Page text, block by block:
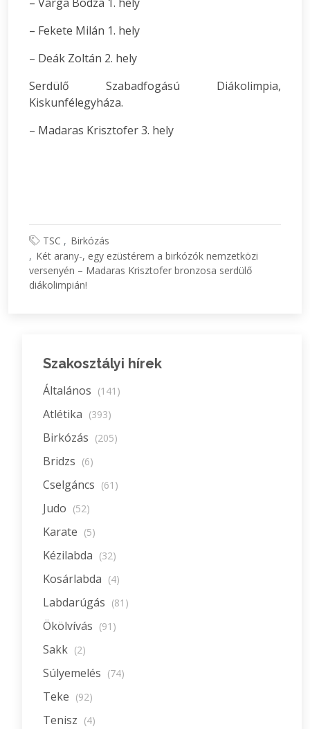
– Varga Bodza 1. hely
– Fekete Milán 1. hely
– Deák Zoltán 2. hely
Serdülő Szabadfogású Diákolimpia,
Kiskunfélegyháza.
– Madaras Krisztofer 3. hely
TSC
Birkózás
Két arany-, egy ezüstérem a birkózók nemzetközi
versenyén – Madaras Krisztofer bronzosa serdülő
diákolimpián!
Szakosztályi hírek
Általános (141)
Atlétika (393)
Birkózás (205)
Bridzs (6)
Cselgáncs (61)
Judo (52)
Karate (5)
Kézilabda (32)
Kosárlabda (4)
Labdarúgás (81)
Ökölvívás (91)
Sakk (2)
Súlyemelés (74)
Teke (92)
Tenisz (4)